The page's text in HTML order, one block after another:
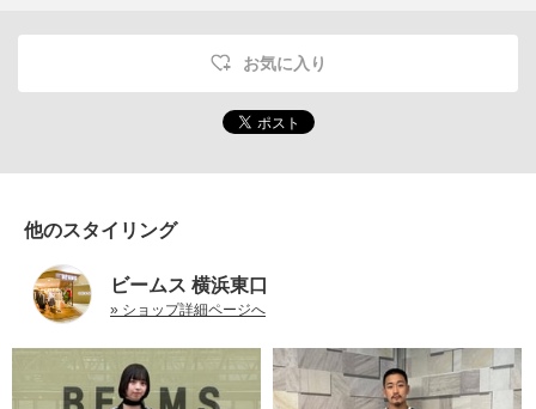
お気に入り
他のスタイリング
ビームス 横浜東口
» ショップ詳細ページへ